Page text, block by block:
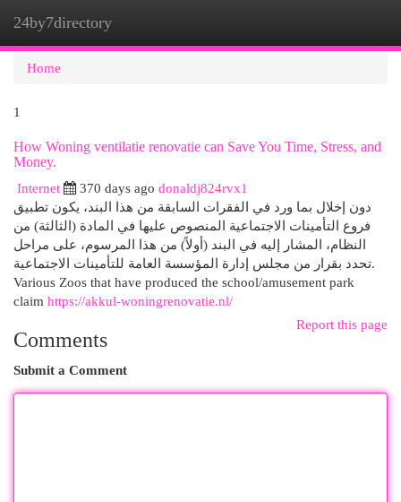
24by7directory
Home
1
How Woning ventilatie renovatie can Save You Time, Stress, and
Money.
Internet
370 days ago donaldj824rvx1
دون إخلال بما ورد في الفقرات السابقة من هذا البند، يكون تطبيق
فروع التأمينات الاجتماعية المنصوص عليها في المادة (الثالثة) من
النظام، المشار إليه في البند (أولاً) من هذا المرسوم، على مراحل
تحدد بقرار من مجلس إدارة المؤسسة العامة للتأمينات الاجتماعية.
Various Zoos that have produced the school/amusement park
claim https://akkul-woningrenovatie.nl/
Report this page
Comments
Submit a Comment